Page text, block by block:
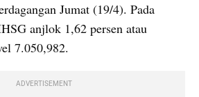
Jumat (19/4). Pada
anjlok 1,62 persen atau
7.050,982.
ADVERTISEMENT